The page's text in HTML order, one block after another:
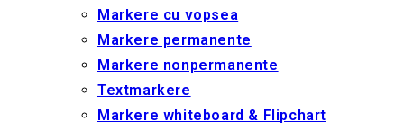
Markere cu vopsea
Markere permanente
Markere nonpermanente
Textmarkere
Markere whiteboard & Flipchart